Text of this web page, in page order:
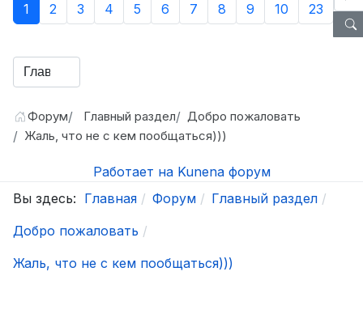
1 2 3 4 5 6 7 8 9 10 23
Форум Главный раздел
Добро пожаловать
Жаль, что не с кем пообщаться)))
Работает на Kunena форум
Вы здесь: Главная Форум
Главный раздел
Добро пожаловать
Жаль, что не с кем пообщаться)))